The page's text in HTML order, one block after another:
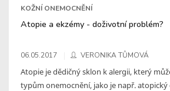
KOŽNÍ ONEMOCNĚNÍ
Atopie a ekzémy - doživotní problém?
06.05.2017 VERONIKA TŮMOVÁ
Atopie je dědičný sklon k alergii, který
typům onemocnění, jako je např.